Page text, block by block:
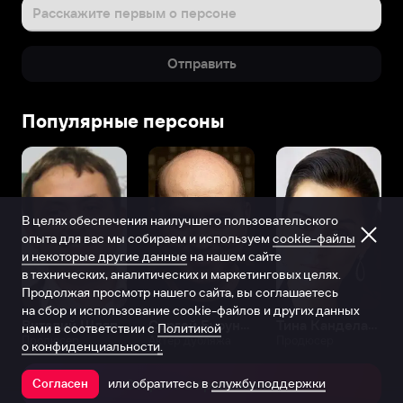
родился
в
родителях
и
семье
ничего
известно.
Также
как
и
его
романтических
Он
Расскажите первым о персоне
Отправить
Популярные персоны
Виталий Шляппо
Продюсер Актёр дубляжа
Открыть в приложении
В целях обеспечения наилучшего пользовательского
опыта для вас мы собираем и используем cookie-файлы
и некоторые другие данные на нашем сайте
в технических, аналитических и маркетинговых целях.
Продолжая просмотр нашего сайта, вы соглашаетесь
на сбор и использование cookie-файлов и других данных
нами в соответствии с Политикой
о конфиденциальности.
Согласен или обратитесь в службу поддержки